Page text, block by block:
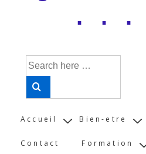
. . .
Search
for:
Main
Accueil Bien-etre
Contact Formation